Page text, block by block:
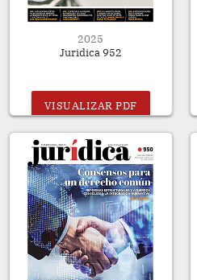
2025
Juridica 952
VISUALIZAR PDF